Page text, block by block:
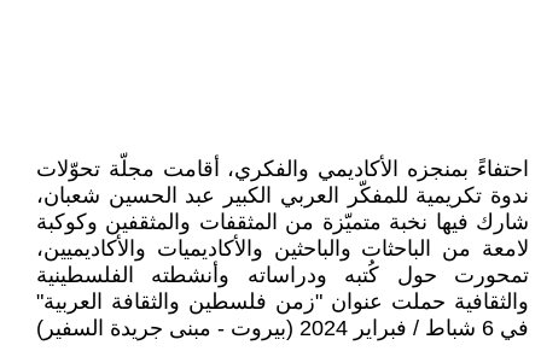
احتفاءً بمنجزه الأكاديمي والفكري، أقامت مجلّة تحوّلات
ندوة تكريمية للمفكّر العربي الكبير عبد الحسين شعبان،
شارك فيها نخبة متميّزة من المثقفات والمثقفين وكوكبة
لامعة من الباحثات والباحثين والأكاديميات والأكاديميين،
تمحورت حول كُتبه ودراساته وأنشطته الفلسطينية
والثقافية حملت عنوان "زمن فلسطين والثقافة العربية"
في 6 شباط / فبراير 2024 (بيروت - مبنى جريدة السفير)